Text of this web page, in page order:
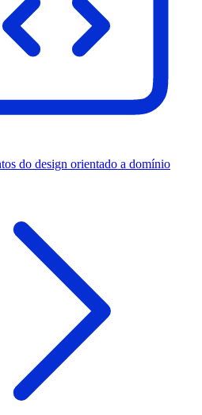
do design orientado a domínio